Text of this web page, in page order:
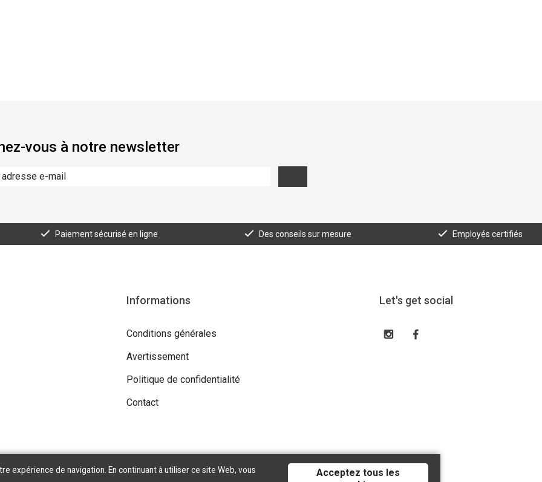
vous à notre newsletter
Paiement sécurisé en ligne Des conseils sur mesure Employés certifiés
Informations
Conditions générales
Avertissement
Politique de confidentialité
Contact
Let's get social
expérience de navigation. En continuant à utiliser ce site Web, vous
Acceptez tous les